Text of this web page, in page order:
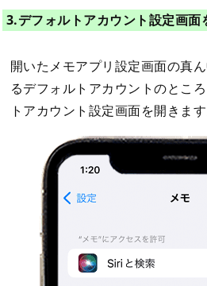
3.デフォルトアカウント設定画面
開いたメモアプリ設定画面の真
るデフォルトアカウントのとこ
トアカウント設定画面を開きます